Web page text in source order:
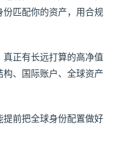
匹配你的资产，用合规
正有长远打算的高净值
、国际账户、全球资产
前把全球身份配置做好